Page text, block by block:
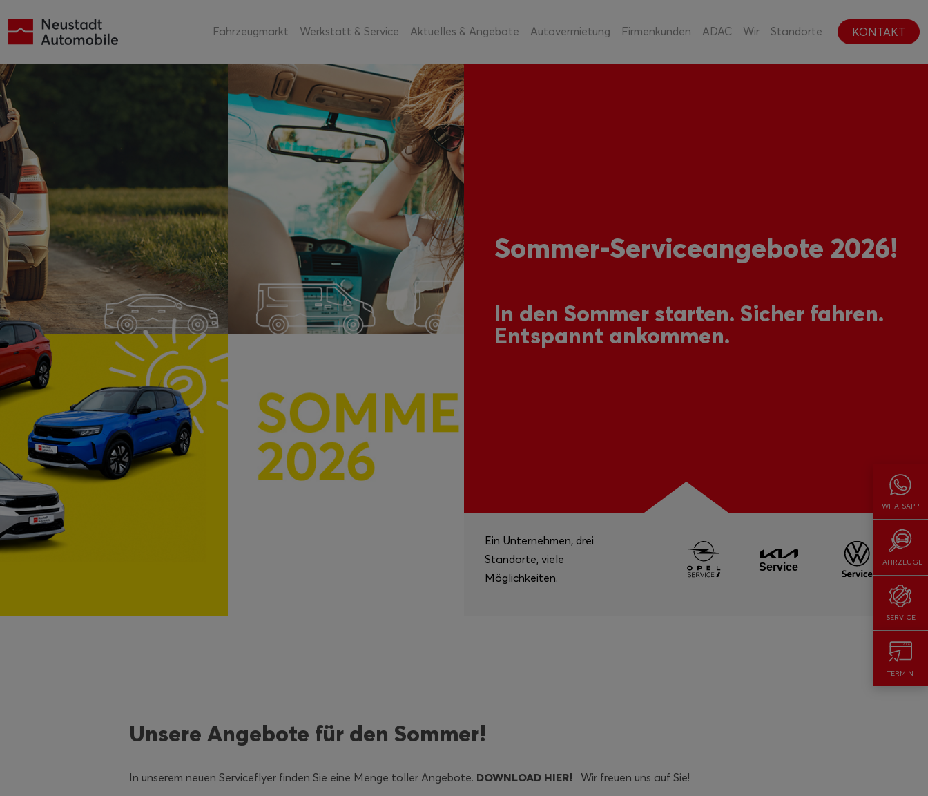
Fahrzeugmarkt Werkstatt & Service Aktuelles & Angebote Autovermietung Firmenkunden ADAC Wir Standorte KONTAKT
WHATSAPP
FAHRZEUGE
SERVICE
TERMIN
Sommer-Serviceangebote 2026!
In den Sommer starten. Sicher fahren.
Entspannt ankommen.
Ein Unternehmen, drei
Standorte, viele
Möglichkeiten.
Unsere Angebote für den Sommer!
In unserem neuen Serviceflyer finden Sie eine Menge toller Angebote. DOWNLOAD HIER! Wir freuen uns auf Sie!